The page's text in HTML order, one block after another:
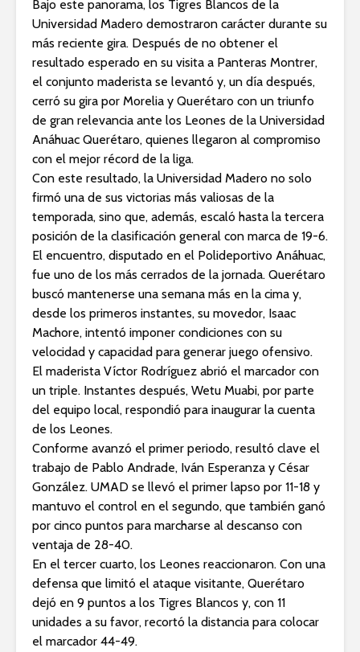
Bajo este panorama, los Tigres Blancos de la
Universidad Madero demostraron carácter durante su
más reciente gira. Después de no obtener el
resultado esperado en su visita a Panteras Montrer,
el conjunto maderista se levantó y, un día después,
cerró su gira por Morelia y Querétaro con un triunfo
de gran relevancia ante los Leones de la Universidad
Anáhuac Querétaro, quienes llegaron al compromiso
con el mejor récord de la liga.
Con este resultado, la Universidad Madero no solo
firmó una de sus victorias más valiosas de la
temporada, sino que, además, escaló hasta la tercera
posición de la clasificación general con marca de 19-6.
El encuentro, disputado en el Polideportivo Anáhuac,
fue uno de los más cerrados de la jornada. Querétaro
buscó mantenerse una semana más en la cima y,
desde los primeros instantes, su movedor, Isaac
Machore, intentó imponer condiciones con su
velocidad y capacidad para generar juego ofensivo.
El maderista Víctor Rodríguez abrió el marcador con
un triple. Instantes después, Wetu Muabi, por parte
del equipo local, respondió para inaugurar la cuenta
de los Leones.
Conforme avanzó el primer periodo, resultó clave el
trabajo de Pablo Andrade, Iván Esperanza y César
González. UMAD se llevó el primer lapso por 11-18 y
mantuvo el control en el segundo, que también ganó
por cinco puntos para marcharse al descanso con
ventaja de 28-40.
En el tercer cuarto, los Leones reaccionaron. Con una
defensa que limitó el ataque visitante, Querétaro
dejó en 9 puntos a los Tigres Blancos y, con 11
unidades a su favor, recortó la distancia para colocar
el marcador 44-49.